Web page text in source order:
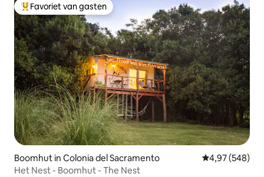
Topfavoriet van gasten
Favoriet van gasten
Boomhut in Colonia del Sacramento Gemiddelde
4,97 (548)
Het Nest - Boomhut - The Nest